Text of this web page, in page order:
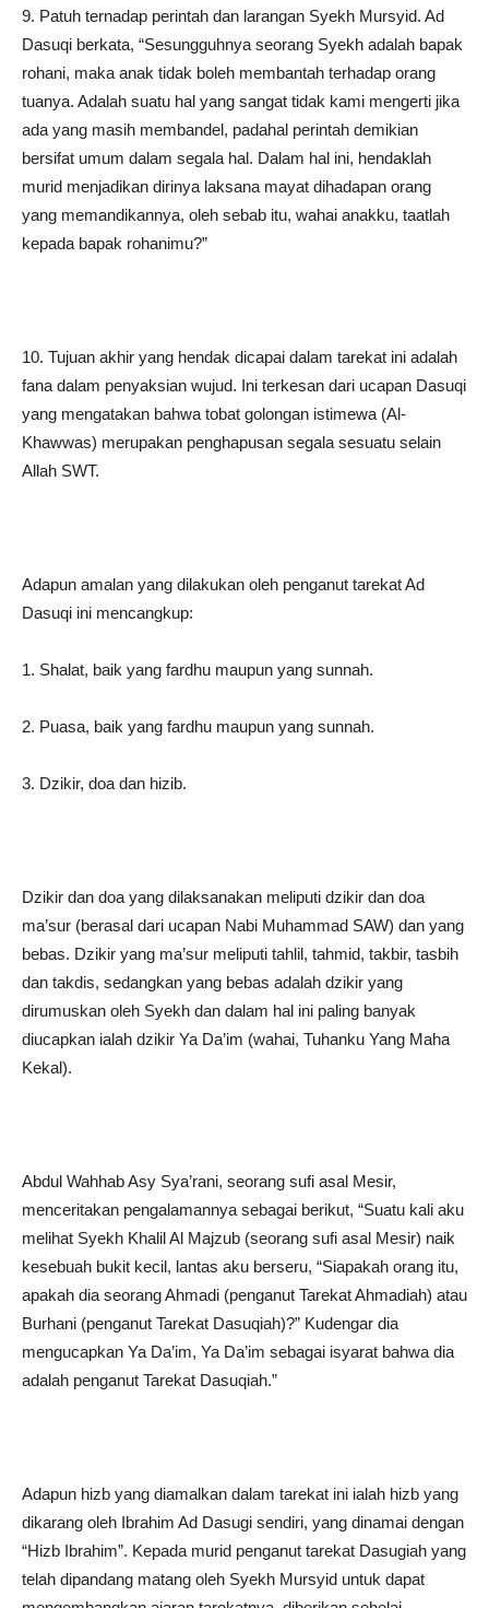
9. Patuh ternadap perintah dan larangan Syekh Mursyid. Ad
Dasuqi berkata, “Sesungguhnya seorang Syekh adalah bapak
rohani, maka anak tidak boleh membantah terhadap orang
tuanya. Adalah suatu hal yang sangat tidak kami mengerti jika
ada yang masih membandel, padahal perintah demikian
bersifat umum dalam segala hal. Dalam hal ini, hendaklah
murid menjadikan dirinya laksana mayat dihadapan orang
yang memandikannya, oleh sebab itu, wahai anakku, taatlah
kepada bapak rohanimu?”
10. Tujuan akhir yang hendak dicapai dalam tarekat ini adalah
fana dalam penyaksian wujud. Ini terkesan dari ucapan Dasuqi
yang mengatakan bahwa tobat golongan istimewa (Al-
Khawwas) merupakan penghapusan segala sesuatu selain
Allah SWT.
Adapun amalan yang dilakukan oleh penganut tarekat Ad
Dasuqi ini mencangkup:
1. Shalat, baik yang fardhu maupun yang sunnah.
2. Puasa, baik yang fardhu maupun yang sunnah.
3. Dzikir, doa dan hizib.
Dzikir dan doa yang dilaksanakan meliputi dzikir dan doa
ma’sur (berasal dari ucapan Nabi Muhammad SAW) dan yang
bebas. Dzikir yang ma’sur meliputi tahlil, tahmid, takbir, tasbih
dan takdis, sedangkan yang bebas adalah dzikir yang
dirumuskan oleh Syekh dan dalam hal ini paling banyak
diucapkan ialah dzikir Ya Da’im (wahai, Tuhanku Yang Maha
Kekal).
Abdul Wahhab Asy Sya’rani, seorang sufi asal Mesir,
menceritakan pengalamannya sebagai berikut, “Suatu kali aku
melihat Syekh Khalil Al Majzub (seorang sufi asal Mesir) naik
kesebuah bukit kecil, lantas aku berseru, “Siapakah orang itu,
apakah dia seorang Ahmadi (penganut Tarekat Ahmadiah) atau
Burhani (penganut Tarekat Dasuqiah)?” Kudengar dia
mengucapkan Ya Da’im, Ya Da’im sebagai isyarat bahwa dia
adalah penganut Tarekat Dasuqiah.”
Adapun hizb yang diamalkan dalam tarekat ini ialah hizb yang
dikarang oleh Ibrahim Ad Dasugi sendiri, yang dinamai dengan
“Hizb Ibrahim”. Kepada murid penganut tarekat Dasugiah yang
telah dipandang matang oleh Syekh Mursyid untuk dapat